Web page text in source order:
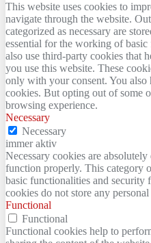
This website uses cookies to
navigate through the website.
categorized as necessary are
essential for the working of
also use third-party cookies that
you use this website. These
only with your consent. You also
cookies. But opting out of some
browsing experience.
Necessary
Necessary
immer aktiv
Necessary cookies are
function properly. This category
basic functionalities and security
cookies do not store any
Functional
Functional
Functional cookies help to